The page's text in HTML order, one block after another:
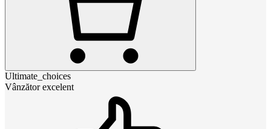
Ultimate_choices
Vânzător excelent